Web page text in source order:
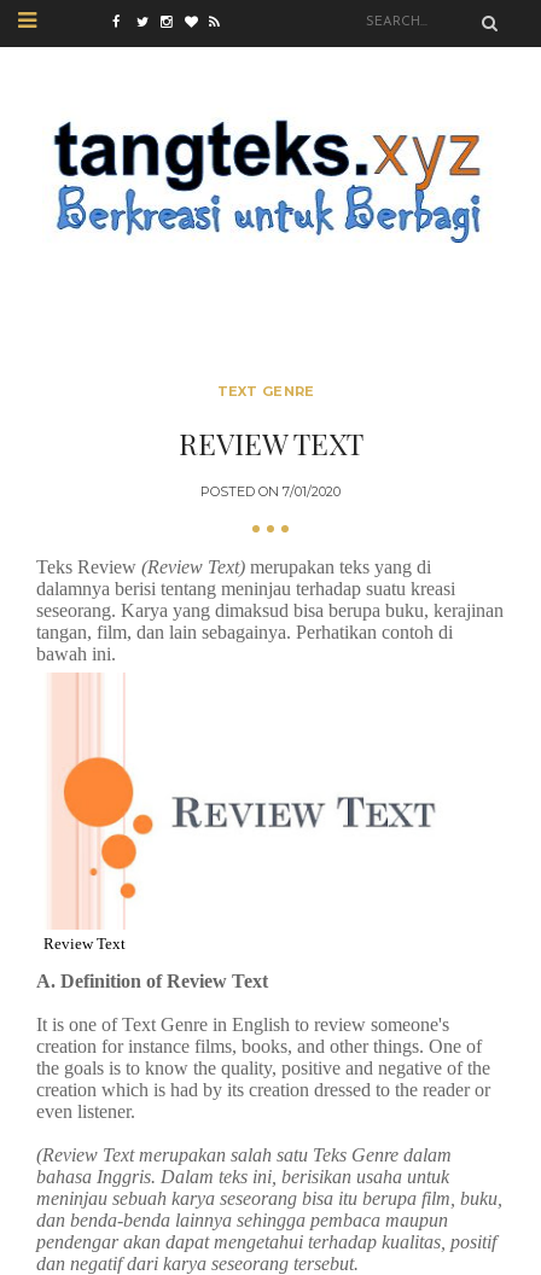
TEXT GENRE
REVIEW TEXT
POSTED ON 7/01/2020
Teks Review (Review Text) merupakan teks yang di
dalamnya berisi tentang meninjau terhadap suatu kreasi
seseorang. Karya yang dimaksud bisa berupa buku, kerajinan
tangan, film, dan lain sebagainya. Perhatikan contoh di
bawah ini.
Review Text
A. Definition of Review Text
It is one of Text Genre in English to review someone's
creation for instance films, books, and other things. One of
the goals is to know the quality, positive and negative of the
creation which is had by its creation dressed to the reader or
even listener.
(Review Text merupakan salah satu Teks Genre dalam
bahasa Inggris. Dalam teks ini, berisikan usaha untuk
meninjau sebuah karya seseorang bisa itu berupa film, buku,
dan benda-benda lainnya sehingga pembaca maupun
pendengar akan dapat mengetahui terhadap kualitas, positif
dan negatif dari karya seseorang tersebut.